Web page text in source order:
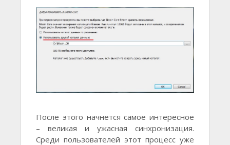
После этого начнется самое интересное
– великая и ужасная синхронизация.
Среди пользователей этот процесс уже